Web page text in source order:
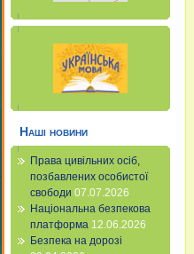
Наші новини
Права цивільних осіб,
позбавлених особистої
свободи 07.07.2026
Національна безпекова
платформа 12.06.2026
Безпека на дорозі